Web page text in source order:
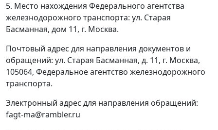
5. Место нахождения Федерального агентства
железнодорожного транспорта: ул. Старая
Басманная, дом 11, г. Москва.
Почтовый адрес для направления документов и
обращений: ул. Старая Басманная, д. 11, г. Москва,
105064, Федеральное агентство железнодорожного
транспорта.
Электронный адрес для направления обращений:
fagt-ma@rambler.ru